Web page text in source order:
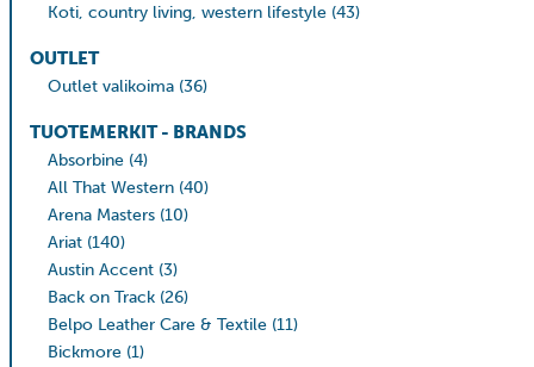
Koti, country living, western lifestyle (43)
OUTLET
Outlet valikoima (36)
TUOTEMERKIT - BRANDS
Absorbine (4)
All That Western (40)
Arena Masters (10)
Ariat (140)
Austin Accent (3)
Back on Track (26)
Belpo Leather Care & Textile (11)
Bickmore (1)